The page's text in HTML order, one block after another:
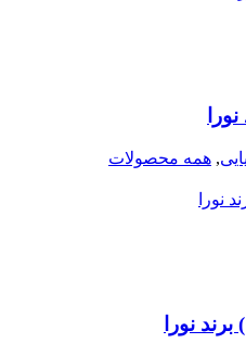
, همه محصولات
نورا